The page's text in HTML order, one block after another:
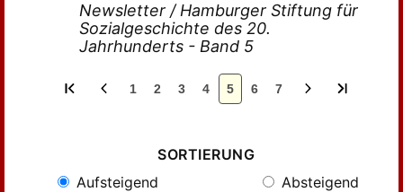
Newsletter / Hamburger Stiftung für
Sozialgeschichte des 20.
Jahrhunderts - Band 5
1 2 3 4 5 6 7
SORTIERUNG
Aufsteigend
Absteigend